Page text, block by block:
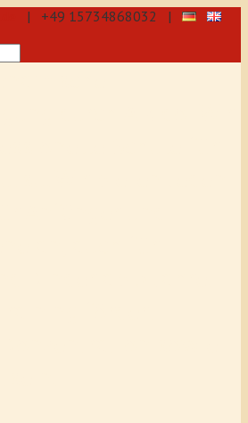
| +49 15734868032 |